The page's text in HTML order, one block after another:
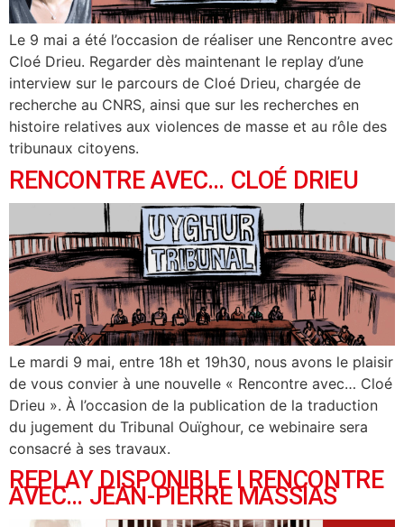
Le 9 mai a été l’occasion de réaliser une Rencontre avec
Cloé Drieu. Regarder dès maintenant le replay d’une
interview sur le parcours de Cloé Drieu, chargée de
recherche au CNRS, ainsi que sur les recherches en
histoire relatives aux violences de masse et au rôle des
tribunaux citoyens.
RENCONTRE AVEC… CLOÉ DRIEU
Le mardi 9 mai, entre 18h et 19h30, nous avons le plaisir
de vous convier à une nouvelle « Rencontre avec… Cloé
Drieu ». À l’occasion de la publication de la traduction
du jugement du Tribunal Ouïghour, ce webinaire sera
consacré à ses travaux.
REPLAY DISPONIBLE I RENCONTRE
AVEC… JEAN-PIERRE MASSIAS